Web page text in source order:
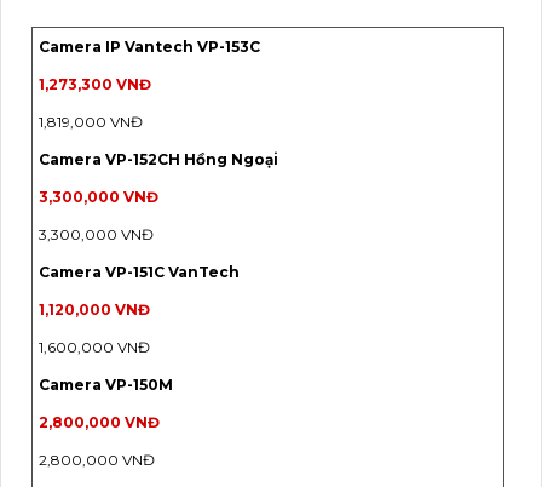
Camera IP Vantech VP-153C
1,273,300 VNĐ
1,819,000 VNĐ
Camera VP-152CH Hồng Ngoại
3,300,000 VNĐ
3,300,000 VNĐ
Camera VP-151C VanTech
1,120,000 VNĐ
1,600,000 VNĐ
Camera VP-150M
2,800,000 VNĐ
2,800,000 VNĐ